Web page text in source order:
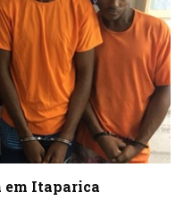
em Itaparica